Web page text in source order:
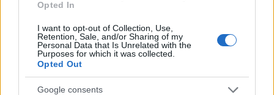
Opted In
I want to opt-out of Collection, Use,
Retention, Sale, and/or Sharing of my
Personal Data that Is Unrelated with the
Purposes for which it was collected.
Opted Out
Google consents
Notizie in tempo reale?
GalluraOggi.it